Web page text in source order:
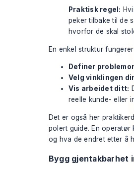
Praktisk regel:
peker tilbake til de
hvorfor de skal
En enkel struktur
Definer
Velg vinklingen
Vis arbeidet ditt:
reelle kunde- eller
Det er også her
polert guide. En
og hva de endret etter å
Bygg gjentakbarhet